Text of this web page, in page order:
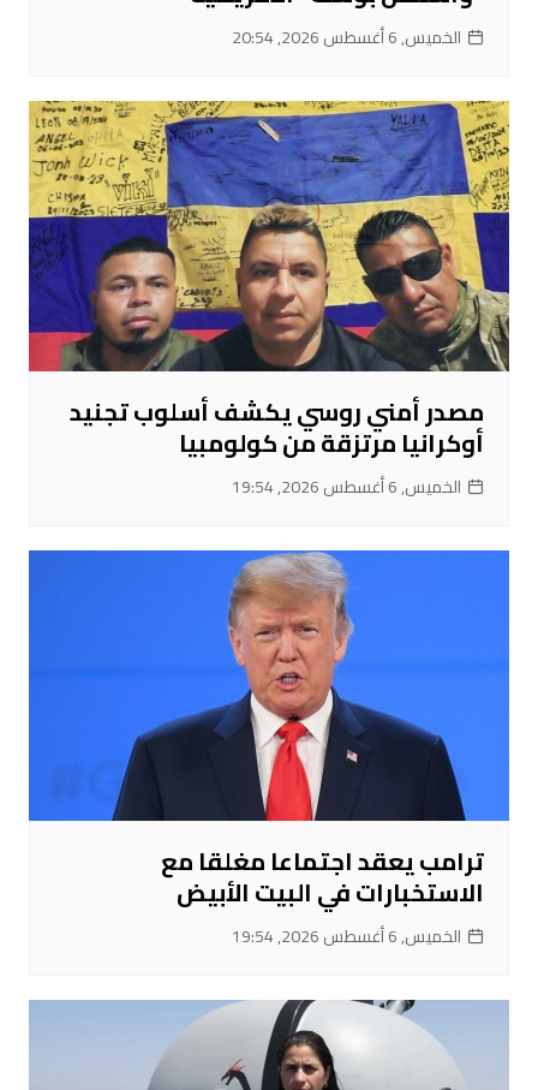
الخميس, 6 أغسطس 2026, 20:54
مصدر أمني روسي يكشف أسلوب تجنيد
أوكرانيا مرتزقة من كولومبيا
الخميس, 6 أغسطس 2026, 19:54
ترامب يعقد اجتماعا مغلقا مع
الاستخبارات في البيت الأبيض
الخميس, 6 أغسطس 2026, 19:54